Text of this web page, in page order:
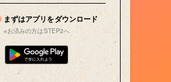
化＆成果爆増｜高額講座
ど、37万以上の成果を達
ル・LP作成の叩き台で効
売れる文章を作ってくる
収益が上がる文章が書け
まで販売
まずはアプリをダウンロード
※お済みの方はSTEP2へ